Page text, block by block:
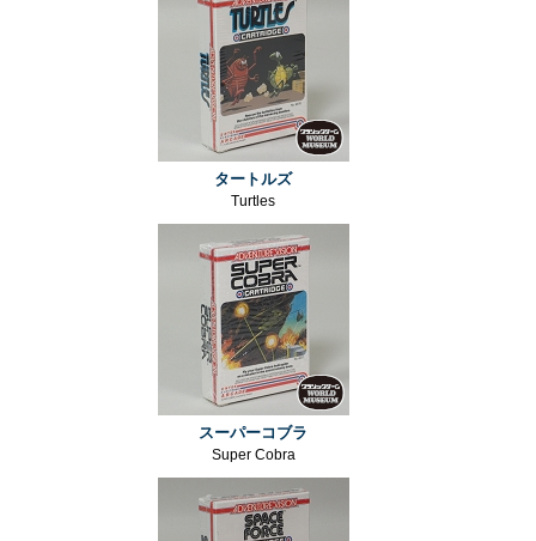
タートルズ
Turtles
スーパーコブラ
Super Cobra